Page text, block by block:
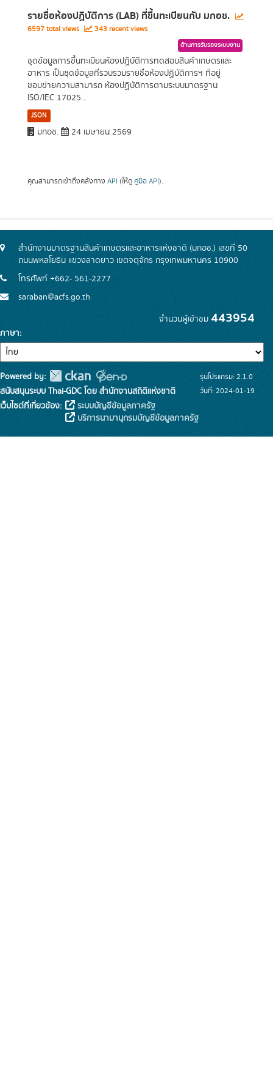
รายชื่อห้องปฏิบัติการ (LAB) ที่ขึ้นทะเบียนกับ มกอช.
6597 total views 343 recent views
ด้านการรับรองระบบงาน
ชุดข้อมูลการขึ้นทะเบียนห้องปฏิบัติการทดสอบสินค้าเกษตรและ
อาหาร เป็นชุดข้อมูลที่รวบรวมรายชื่อห้องปฏิบัติการฯ ที่อยู่
ขอบข่ายความสามารถ ห้องปฏิบัติการตามระบบมาตรฐาน
ISO/IEC 17025...
JSON
มกอช. 24 เมษายน 2569
คุณสามารถเข้าถึงคลังทาง API (ให้ดู คู่มือ API).
สำนักงานมาตรฐานสินค้าเกษตรและอาหารแห่งชาติ (มกอช.) เลขที่ 50
ถนนพหลโยธิน แขวงลาดยาว เขตจตุจักร กรุงเทพมหานคร 10900
โทรศัพท์ +662- 561-2277
saraban@acfs.go.th
จำนวนผู้เข้าชม 443954
ภาษา
Powered by:
สนับสนุนระบบ Thai-GDC โดย สำนักงานสถิติแห่งชาติ
เว็บไซต์ที่เกี่ยวข้อง:
ระบบบัญชีข้อมูลภาครัฐ
บริการนามานุกรมบัญชีข้อมูลภาครัฐ
รุ่นโปรแกรม: 2.1.0
วันที่: 2024-01-19